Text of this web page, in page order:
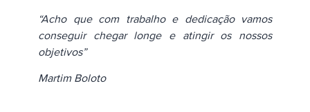
“Acho que com trabalho e dedicação vamos
conseguir chegar longe e atingir os nossos
objetivos”
Martim Boloto